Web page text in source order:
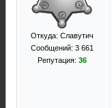
Откуда: Славутич
Сообщений: 3 661
Репутация: 36